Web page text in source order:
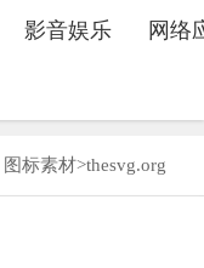
影音娱乐 网络
图标素材>thesvg.org